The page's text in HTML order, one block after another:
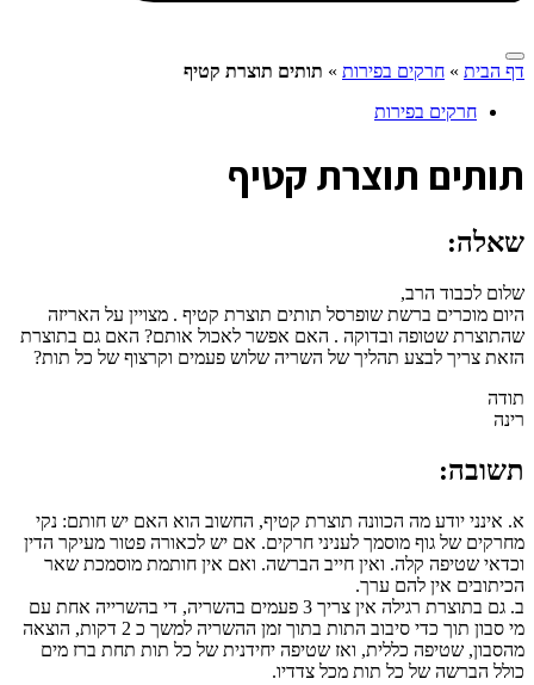
דף הבית » חרקים בפירות » תותים תוצרת קטיף
חרקים בפירות
תותים תוצרת קטיף
שאלה:
שלום לכבוד הרב,
היום מוכרים ברשת שופרסל תותים תוצרת קטיף . מצויין על האריזה
שהתוצרת שטופה ובדוקה . האם אפשר לאכול אותם? האם גם בתוצרת
הזאת צריך לבצע תהליך של השריה שלוש פעמים וקרצוף של כל תות?
תודה
רינה
תשובה:
א. אינני יודע מה הכוונה תוצרת קטיף, החשוב הוא האם יש חותם: נקי
מחרקים של גוף מוסמך לעניני חרקים. אם יש לכאורה פטור מעיקר הדין
וכדאי שטיפה קלה. ואין חייב הברשה. ואם אין חותמת מוסמכת שאר
הכיתובים אין להם ערך.
ב. גם בתוצרת רגילה אין צריך 3 פעמים בהשריה, די בהשרייה אחת עם
מי סבון תוך כדי סיבוב התות בתוך זמן ההשריה למשך כ 2 דקות, הוצאה
מהסבון, שטיפה כללית, ואז שטיפה יחידנית של כל תות תחת ברז מים
כולל הברשה של כל תות מכל צדדיו.